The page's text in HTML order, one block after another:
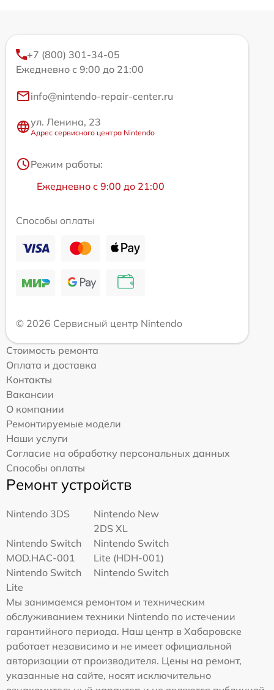
+7 (800) 301-34-05
Ежедневно с 9:00 до 21:00
info@nintendo-repair-center.ru
ул. Ленина, 23
Адрес сервисного центра Nintendo
Режим работы:
Ежедневно с 9:00 до 21:00
Способы оплаты
© 2026 Сервисный центр Nintendo
Стоимость ремонта
Оплата и доставка
Контакты
Вакансии
О компании
Ремонтируемые модели
Наши услуги
Согласие на обработку персональных данных
Способы оплаты
Ремонт устройств
Nintendo 3DS
Nintendo New
2DS XL
Nintendo Switch
MOD.HAC-001
Nintendo Switch
Lite (HDH-001)
Nintendo Switch
Lite
Nintendo Switch
Мы занимаемся ремонтом и техническим
обслуживанием техники Nintendo по истечении
гарантийного периода. Наш центр в Хабаровске
работает независимо и не имеет официальной
авторизации от производителя. Цены на ремонт,
указанные на сайте, носят исключительно